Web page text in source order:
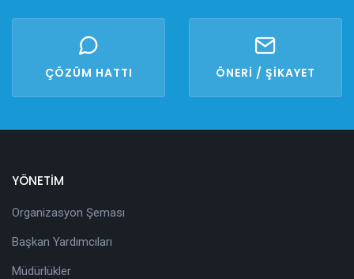
ÇÖZÜM HATTI ÖNERİ / ŞİKAYET
YÖNETİM
Organizasyon Şeması
Başkan Yardımcıları
Müdürlükler